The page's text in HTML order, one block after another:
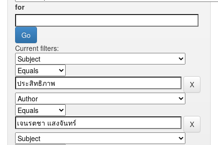
for
Current filters: